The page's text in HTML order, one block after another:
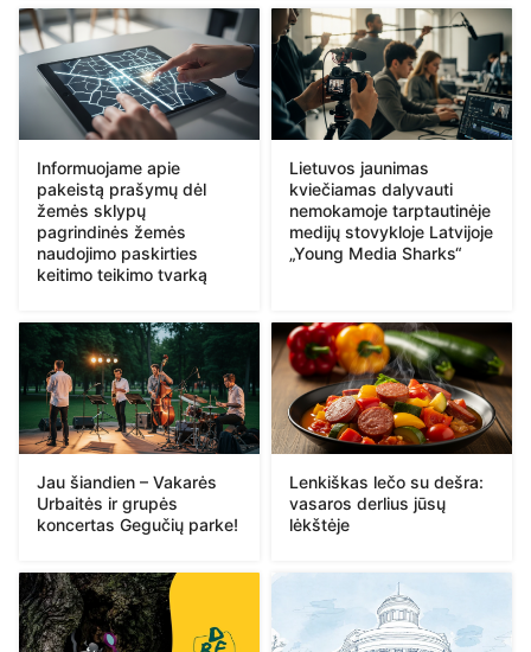
Informuojame apie
pakeistą prašymų dėl
žemės sklypų
pagrindinės žemės
naudojimo paskirties
keitimo teikimo tvarką
Lietuvos jaunimas
kviečiamas dalyvauti
nemokamoje tarptautinėje
medijų stovykloje Latvijoje
„Young Media Sharks“
Jau šiandien – Vakarės
Urbaitės ir grupės
koncertas Gegučių parke!
Lenkiškas lečo su dešra:
vasaros derlius jūsų
lėkštėje